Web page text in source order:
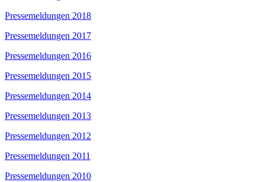
Pressemeldungen 2018
Pressemeldungen 2017
Pressemeldungen 2016
Pressemeldungen 2015
Pressemeldungen 2014
Pressemeldungen 2013
Pressemeldungen 2012
Pressemeldungen 2011
Pressemeldungen 2010